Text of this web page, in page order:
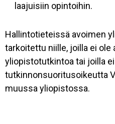
laajuisiin opintoihin.
Hallintotieteissä avoimen
tarkoitettu niille, joilla ei ole
yliopistotutkintoa tai joilla
tutkinnonsuoritusoikeutta
muussa yliopistossa.